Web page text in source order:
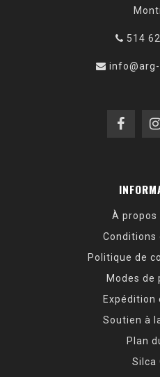
514
À propos
Conditions
Politique de
Modes de
Expédition
Soutien à
Plan
Silca